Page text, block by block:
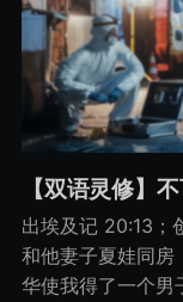
【双语灵修】
出埃及记 20:13；
和他妻子夏娃同房
华使我得了一个男